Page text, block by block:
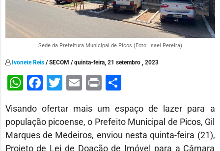
Sede da Prefeitura Municipal de Picos (Foto: Isael Pereira)
Ivonete Reis/ SECOM / quinta-feira, 21 setembro , 2023
WhatsApp
Facebook
Twitter
EmailPrint
Visando ofertar mais um espaço de lazer para a
população picoense, o Prefeito Municipal de Picos, Gil
Marques de Medeiros, enviou nesta quinta-feira (21),
Projeto de Lei de Doação de Imóvel para a Câmara